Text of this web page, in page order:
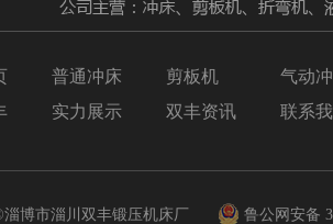
普通冲床 剪板机
气动
实力展示 双丰资讯 联系
博市淄川双丰锻压机床厂 鲁公网安备